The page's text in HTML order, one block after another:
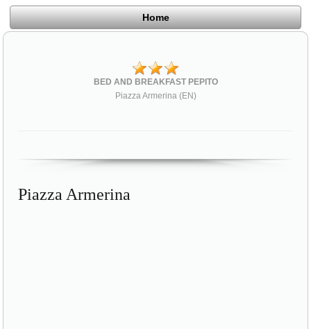
Home
BED AND BREAKFAST PEPITO
Piazza Armerina (EN)
Piazza Armerina